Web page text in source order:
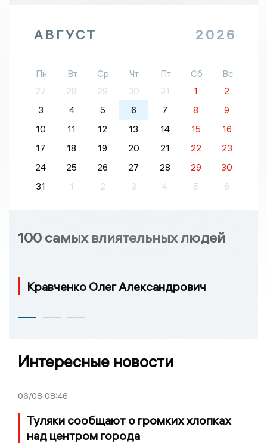
АВГУСТ 2026
Пн Вт Ср Чт Пт Сб
Вс
27
28 29 30 31 1
2
3
4 5 6 7 8
9
10
11 12 13 14 15
16
17
18 19 20 21 22
23
24
25 26 27 28 29
30
31
1 2 3 4 5 6
100 самых влиятельных людей
Кравченко Олег Александрович
Интересные новости
06/08 08:46
Туляки сообщают о громких хлопках
над центром города